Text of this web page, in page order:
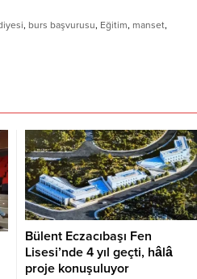
, burs başvurusu, Eğitim, manset,
Bülent Eczacıbaşı Fen
Lisesi’nde 4 yıl geçti, hâlâ
proje konuşuluyor